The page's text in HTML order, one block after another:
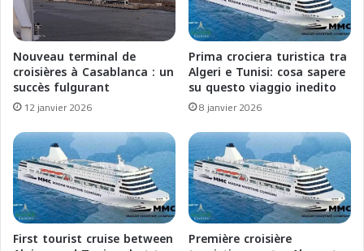
r
l
d
C
r
u
i
s
e
2
0
2
8
:
t
s
t
r
a
t
e
g
y
2
0
2
6
Nouveau terminal de
croisières à Casablanca : un
succès fulgurant
12 janvier 2026
Prima crociera turistica tra
Algeri e Tunisi: cosa sapere
su questo viaggio inedito
8 janvier 2026
First tourist cruise between Première croisière